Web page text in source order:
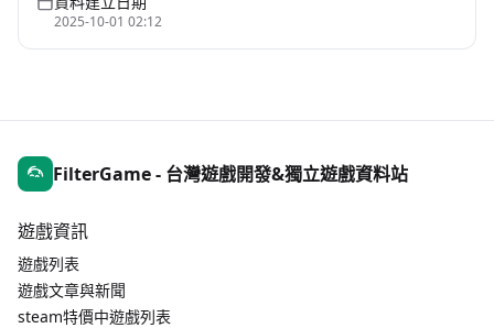
2025-10-01 02:12
FilterGame - 台灣遊戲開發&獨立遊戲資料站
遊戲資訊
遊戲列表
遊戲文章與新聞
steam特價中遊戲列表